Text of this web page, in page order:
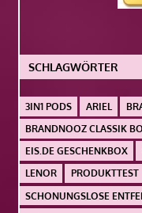
SCHLAGWÖRTER
3IN1 PODS ARIEL
BRANDNOOZ CLASSIK
EIS.DE GESCHENKBOX
LENOR
PRODUKTTEST
SCHONUNGSLOSE